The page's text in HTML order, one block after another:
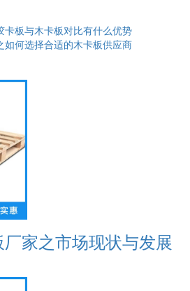
卡板与木卡板对比有什么优势
如何选择合适的木卡板供应商
家之市场现状与发展